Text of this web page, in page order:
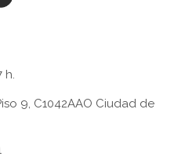
h.
9, C1042AAO Ciudad de